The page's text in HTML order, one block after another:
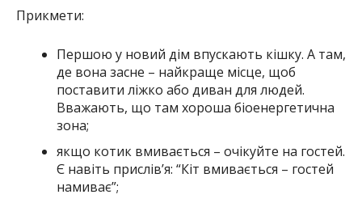
Прикмети:
Першою у новий дім впускають кішку. А там,
де вона засне – найкраще місце, щоб
поставити ліжко або диван для людей.
Вважають, що там хороша біоенергетична
зона;
якщо котик вмивається – очікуйте на гостей.
Є навіть прислів’я: “Кіт вмивається – гостей
намиває”;